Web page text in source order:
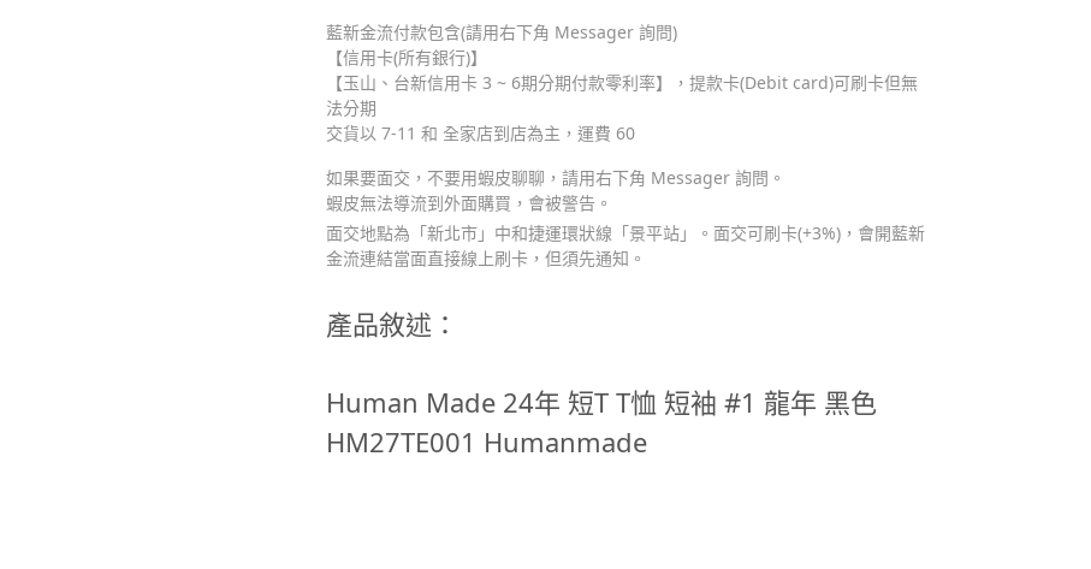
藍新金流付款包含(請用右下角 Messager 詢問)
【信用卡(所有銀行)】
【玉山、台新信用卡 3 ~ 6期分期付款零利率】，提款卡(Debit card)可刷卡但無
法分期
交貨以 7-11 和 全家店到店為主，運費 60
如果要面交，不要用蝦皮聊聊，請用右下角 Messager 詢問。
蝦皮無法導流到外面購買，會被警告。
面交地點為「新北市」中和捷運環狀線「景平站」。面交可刷卡(+3%)，會開藍新
金流連結當面直接線上刷卡，但須先通知。
產品敘述：
Human Made 24年 短T T恤 短袖 #1 龍年 黑色
HM27TE001 Humanmade